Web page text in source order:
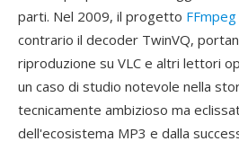
parti. Nel 2009, il progetto FFmpeg
contrario il decoder TwinVQ,
riproduzione su VLC e altri lettori
un caso di studio notevole nella
tecnicamente ambizioso ma
dell'ecosistema MP3 e dalla